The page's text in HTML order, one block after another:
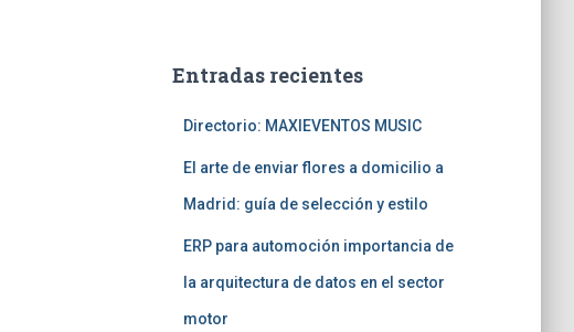
r
Entradas recientes
Directorio: MAXIEVENTOS MUSIC
El arte de enviar flores a domicilio a
Madrid: guía de selección y estilo
ERP para automoción importancia de
la arquitectura de datos en el sector
motor